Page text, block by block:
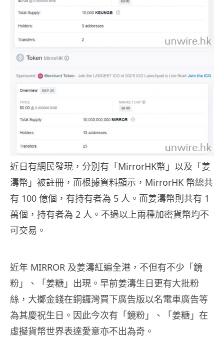
近日有網民發現，分別有「MirrorHK幣」以及「姜
濤幣」被註冊，而根據資料顯示，MirrorHK 幣總共
有 100 億個，有持有者為 5 人。而姜濤幣則共有 1
萬個，持有者為 2 人。不過以上兩種加密貨幣均不
可交易。
近年 MIRROR 及姜濤紅遍全港，不但有不少「鏡
粉」、「姜糖」出現。早前姜濤生日更有大批粉
絲，大擲金錢在銅鑼灣買下廣告版以名電車廣告等
為其慶祝生日。因此今次有「鏡粉」、「姜糖」在
虛擬貨幣世界表達愛意亦不出為奇。